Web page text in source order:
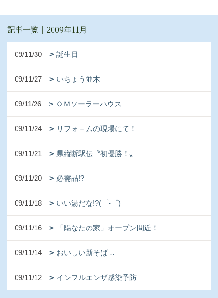
記事一覧｜2009年11月
09/11/30 誕生日
09/11/27 いちょう並木
09/11/26 ＯＭソーラーハウス
09/11/24 リフォ－ムの現場にて！
09/11/21 県縦断駅伝〝初優勝！〟
09/11/20 必需品!?
09/11/18 いい湯だな!?(゜-゜)
09/11/16 「陽なたの家」オープン間近！
09/11/14 おいしい新そば…
09/11/12 インフルエンザ感染予防